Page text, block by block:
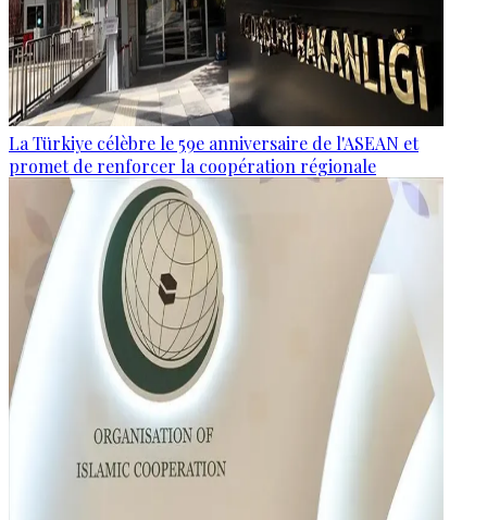
La Türkiye célèbre le 59e anniversaire de l'ASEAN et
promet de renforcer la coopération régionale